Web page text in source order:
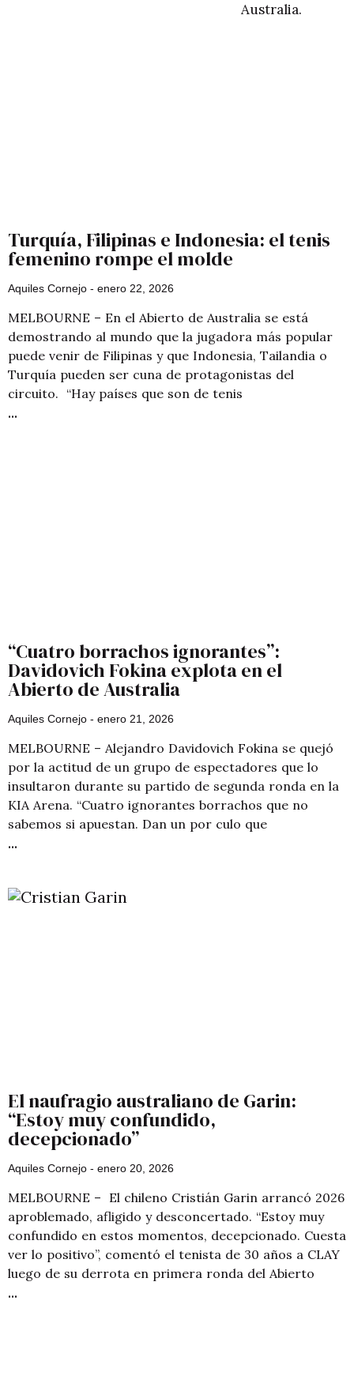
Australia.
Turquía, Filipinas e Indonesia: el tenis
femenino rompe el molde
Aquiles Cornejo enero 22, 2026
MELBOURNE – En el Abierto de Australia se está
demostrando al mundo que la jugadora más popular
puede venir de Filipinas y que Indonesia, Tailandia o
Turquía pueden ser cuna de protagonistas del
circuito. “Hay países que son de tenis
“Cuatro borrachos ignorantes”:
Davidovich Fokina explota en el
Abierto de Australia
Aquiles Cornejo enero 21, 2026
MELBOURNE – Alejandro Davidovich Fokina se quejó
por la actitud de un grupo de espectadores que lo
insultaron durante su partido de segunda ronda en la
KIA Arena. “Cuatro ignorantes borrachos que no
sabemos si apuestan. Dan un por culo que
El naufragio australiano de Garin:
“Estoy muy confundido,
decepcionado”
Aquiles Cornejo enero 20, 2026
MELBOURNE – El chileno Cristián Garin arrancó 2026
aproblemado, afligido y desconcertado. “Estoy muy
confundido en estos momentos, decepcionado. Cuesta
ver lo positivo”, comentó el tenista de 30 años a CLAY
luego de su derrota en primera ronda del Abierto